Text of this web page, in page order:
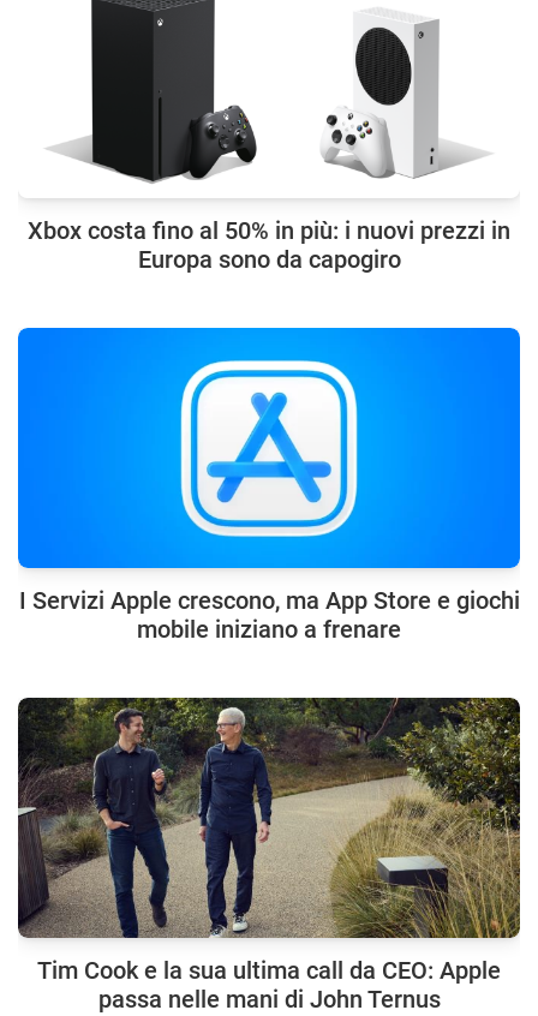
Xbox costa fino al 50% in più: i nuovi prezzi in
Europa sono da capogiro
I Servizi Apple crescono, ma App Store e giochi
mobile iniziano a frenare
Tim Cook e la sua ultima call da CEO: Apple
passa nelle mani di John Ternus